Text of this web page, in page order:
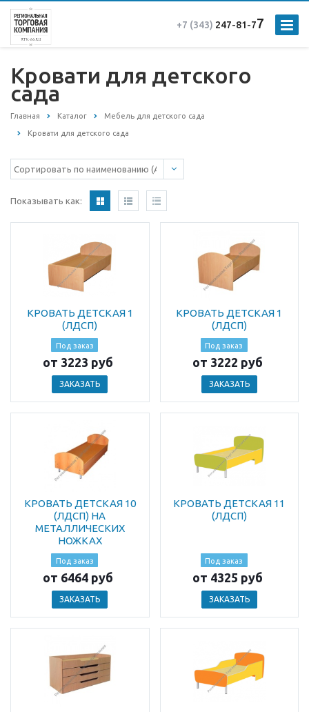
+7 (343) 247-81-77
Кровати для детского
сада
Главная Каталог Мебель для детского сада
Кровати для детского сада
Показывать как:
КРОВАТЬ ДЕТСКАЯ 1
(ЛДСП)
Под заказ
от 3223 руб
ЗАКАЗАТЬ
КРОВАТЬ ДЕТСКАЯ 1
(ЛДСП)
Под заказ
от 3222 руб
ЗАКАЗАТЬ
КРОВАТЬ ДЕТСКАЯ 10
(ЛДСП) НА
МЕТАЛЛИЧЕСКИХ
НОЖКАХ
Под заказ
от 6464 руб
ЗАКАЗАТЬ
КРОВАТЬ ДЕТСКАЯ 11
(ЛДСП)
Под заказ
от 4325 руб
ЗАКАЗАТЬ